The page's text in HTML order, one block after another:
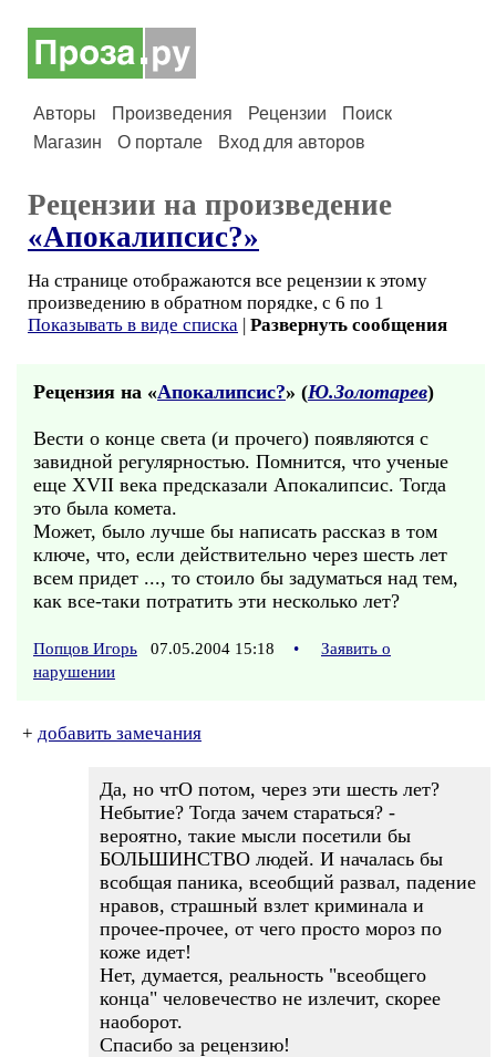
Авторы Произведения Рецензии
Поиск
Магазин
О портале Вход для авторов
Рецензии на произведение
«Апокалипсис?»
На странице отображаются все рецензии к этому
произведению в обратном порядке, с 6 по 1
Показывать в виде списка | Развернуть сообщения
Рецензия на «Апокалипсис?» (Ю.Золотарев)
Вести о конце света (и прочего) появляются с
завидной регулярностью. Помнится, что ученые
еще XVII века предсказали Апокалипсис. Тогда
это была комета.
Может, было лучше бы написать рассказ в том
ключе, что, если действительно через шесть лет
всем придет ..., то стоило бы задуматься над тем,
как все-таки потратить эти несколько лет?
Попцов Игорь 07.05.2004 15:18 •
Заявить о
нарушении
+ добавить замечания
Да, но чтО потом, через эти шесть лет?
Небытие? Тогда зачем стараться? -
вероятно, такие мысли посетили бы
БОЛЬШИНСТВО людей. И началась бы
всобщая паника, всеобщий развал, падение
нравов, страшный взлет криминала и
прочее-прочее, от чего просто мороз по
коже идет!
Нет, думается, реальность "всеобщего
конца" человечество не излечит, скорее
наоборот.
Спасибо за рецензию!